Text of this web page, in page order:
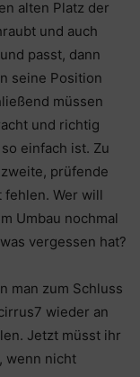
alten Platz der
und auch
passt, dann
seine Position
müssen
und richtig
einfach ist. Zu
prüfende
fehlen. Wer will
Umbau nochmal
vergessen hat?
man zum Schluss
wieder an
Jetzt müsst ihr
wenn nicht